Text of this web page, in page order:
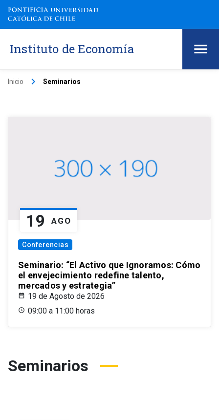
Instituto de Economía
Inicio keyboard_arrow_right Seminarios
19 AGO
Conferencias
Seminario: “El Activo que Ignoramos: Cómo
el envejecimiento redefine talento,
mercados y estrategia”
19 de Agosto de 2026
09:00 a 11:00 horas
Seminarios